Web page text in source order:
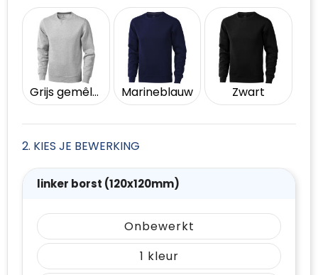
Grijs gemêleerd Marineblauw Zwart
2. KIES JE BEWERKING
linker borst (120x120mm)
Onbewerkt
1